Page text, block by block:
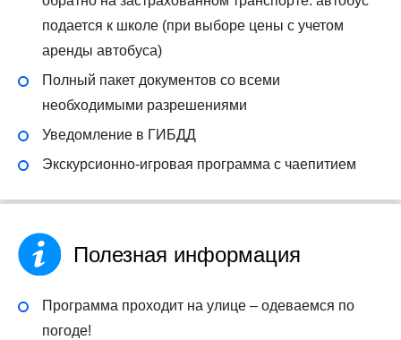
подается к школе (при выборе цены с учетом
аренды автобуса)
Полный пакет документов со всеми
необходимыми разрешениями
Уведомление в ГИБДД
Экскурсионно-игровая программа с чаепитием
Полезная информация
Программа проходит на улице – одеваемся по
погоде!